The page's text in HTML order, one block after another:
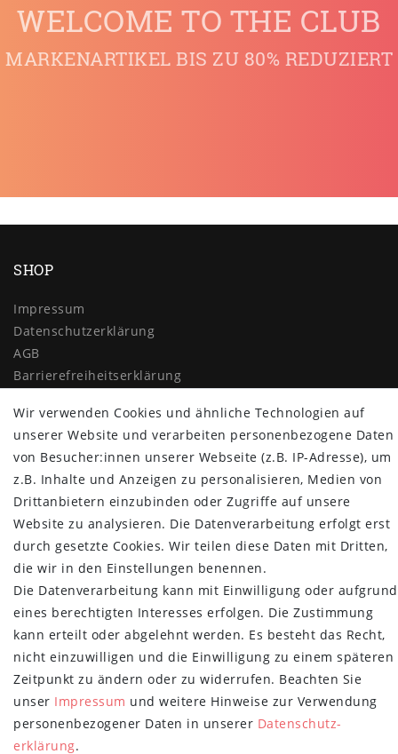
WELCOME TO THE CLUB
MARKENARTIKEL BIS ZU 80% REDUZIERT
SHOP
Impressum
Daten­schutz­erklärung
AGB
Barrierefreiheitserklärung
Vertrag widerrufen
MYPOPUPCLUB
Über uns
Retoure
Versand- und Zahlungsbedingungen
NEWSLETTER
E-MAIL **
Newsletter
Honig
Hiermit bestätige ich, dass ich die Daten­schutz­erklärunggelesen habe.
Meine Einwilligung kann ich jederzeit widerrufen.**
Abonnieren
Wir verwenden Cookies und ähnliche Technologien auf
unserer Website und verarbeiten personenbezogene Daten
von Besucher:innen unserer Webseite (z.B. IP-Adresse), um
z.B. Inhalte und Anzeigen zu personalisieren, Medien von
Drittanbietern einzubinden oder Zugriffe auf unsere
Website zu analysieren. Die Datenverarbeitung erfolgt erst
durch gesetzte Cookies. Wir teilen diese Daten mit Dritten,
die wir in den Einstellungen benennen.
Die Datenverarbeitung kann mit Einwilligung oder aufgrund
eines berechtigten Interesses erfolgen. Die Zustimmung
kann erteilt oder abgelehnt werden. Es besteht das Recht,
nicht einzuwilligen und die Einwilligung zu einem späteren
Zeitpunkt zu ändern oder zu widerrufen. Beachten Sie
unser Impressum und weitere Hinweise zur Verwendung
personenbezogener Daten in unserer Daten­schutz­
erklärung.